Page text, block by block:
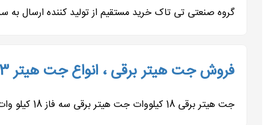
گروه صنعتی تی تاک خرید مستقیم از تولید کننده
فروش جت هیتر برقی ، انواع جت هیتر 09197443453
جت هیتر برقی 18 کیلووات جت هیتر برقی سه فاز 18 کیلو وات تی‌تاک یکی از نمونه‌های برجسته بخاری‌های موشکی فن‌دار...